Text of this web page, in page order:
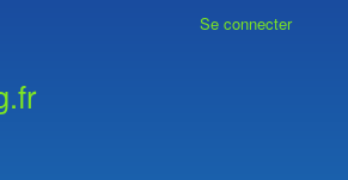
Se connecter